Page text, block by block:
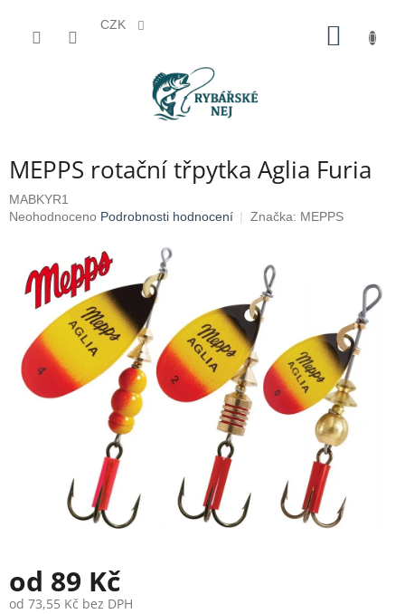
CZK
MEPPS rotační třpytka Aglia Furia
MABKYR1
Průměrné
0,0
hvězdiček.
Neohodnoceno Podrobnosti hodnocení Značka: MEPPS
od 89 Kč
od 73,55 Kč bez DPH